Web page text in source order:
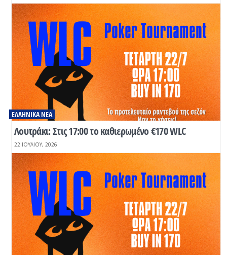
Λουτράκι: Στις 17:00 το καθιερωμένο €170 WLC
ΕΛΛΗΝΙΚΆ ΝΈΑ
22 ΙΟΥΛΊΟΥ, 2026